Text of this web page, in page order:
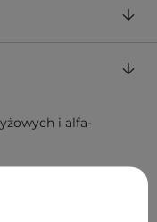
i alfa-